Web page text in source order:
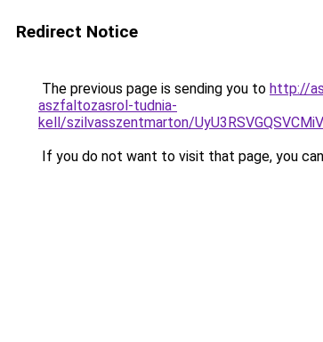
Redirect Notice
The previous page is sending you to http://
aszfaltozasrol-tudnia-
kell/szilvasszentmarton/
If you do not want to visit that page, you can